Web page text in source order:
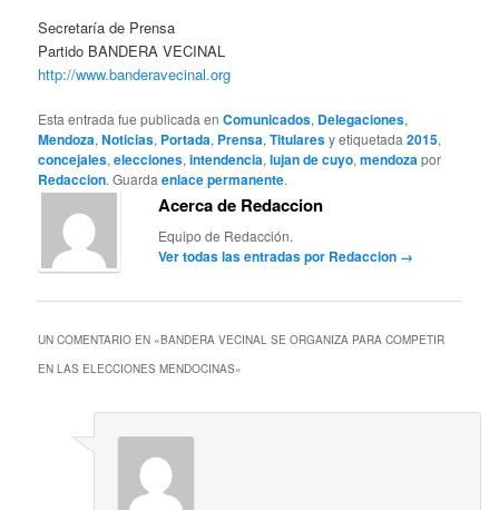
Secretaría de Prensa
Partido BANDERA VECINAL
http://www.banderavecinal.org
Esta entrada fue publicada enComunicados, Delegaciones,
Mendoza,Noticias, Portada, Prensa,Titularesy etiquetada2015,
concejales,elecciones,intendencia,lujan de cuyo,mendozapor
Redaccion. Guardaenlace permanente.
Acerca de Redaccion
Equipo de Redacción.
Ver todas las entradas por Redaccion →
UN COMENTARIO EN «BANDERA VECINAL SE ORGANIZA PARA COMPETIR
EN LAS ELECCIONES MENDOCINAS»